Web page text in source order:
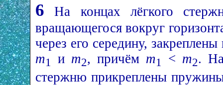
6 На концах лёгкого
вращающегося вокруг
через его середину,
m1 и m2, причём m1 < m2.
стержню прикреплены